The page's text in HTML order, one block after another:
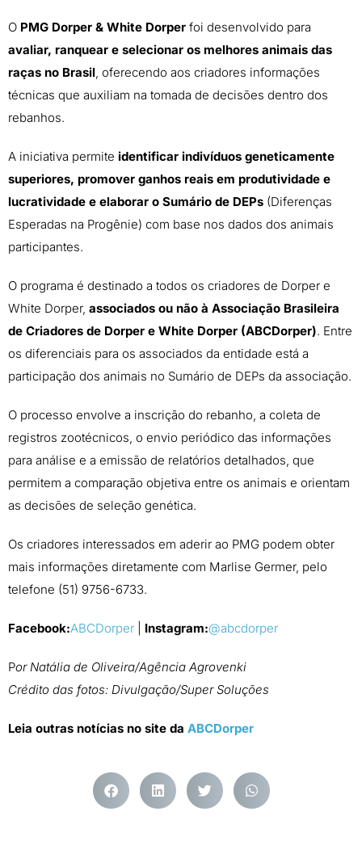
O PMG Dorper & White Dorper foi desenvolvido para
avaliar, ranquear e selecionar os melhores animais das
raças no Brasil, oferecendo aos criadores informações
técnicas que auxiliam na tomada de decisões dentro dos
rebanhos.
A iniciativa permite identificar indivíduos geneticamente
superiores, promover ganhos reais em produtividade e
lucratividade e elaborar o Sumário de DEPs (Diferenças
Esperadas na Progênie) com base nos dados dos animais
participantes.
O programa é destinado a todos os criadores de Dorper e
White Dorper, associados ou não à Associação Brasileira
de Criadores de Dorper e White Dorper (ABCDorper). Entre
os diferenciais para os associados da entidade está a
participação dos animais no Sumário de DEPs da associação.
O processo envolve a inscrição do rebanho, a coleta de
registros zootécnicos, o envio periódico das informações
para análise e a emissão de relatórios detalhados, que
permitem a comparação objetiva entre os animais e orientam
as decisões de seleção genética.
Os criadores interessados em aderir ao PMG podem obter
mais informações diretamente com Marlise Germer, pelo
telefone (51) 9756-6733.
Facebook:ABCDorper Instagram:@abcdorper
Por Natália de Oliveira/Agência Agrovenki
Crédito das fotos: Divulgação/Super Soluções
Leia outras notícias no site da ABCDorper